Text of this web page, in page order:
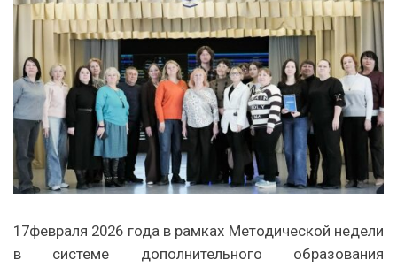
17февраля 2026 года в рамках Методической недели
в системе дополнительного образования